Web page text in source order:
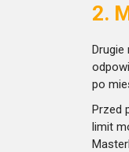
2.
Drugie
po
Przed
limit